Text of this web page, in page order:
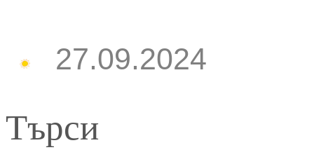
27.09.2024
Търси